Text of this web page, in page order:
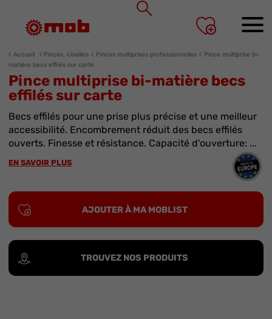
Accueil Pinces, cisailles Pinces multiprises professionnelles
Pince multiprise bi-
matière becs effilés sur carte
Pince multiprise bi-matière becs
effilés sur carte
Becs effilés pour une prise plus précise et une meilleur
accessibilité. Encombrement réduit des becs effilés
ouverts. Finesse et résistance. Capacité d'ouverture: ...
EN SAVOIR PLUS
AJOUTER À MA MOBLIST
TROUVEZ NOS PRODUITS